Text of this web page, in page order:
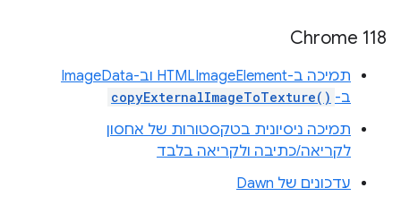
Chrome 118
תמיכה ב-HTMLImageElement וב-ImageData
ב- copyExternalImageToTexture()
תמיכה ניסיונית בטקסטורות של אחסון
לקריאה/כתיבה ולקריאה בלבד
עדכונים של Dawn